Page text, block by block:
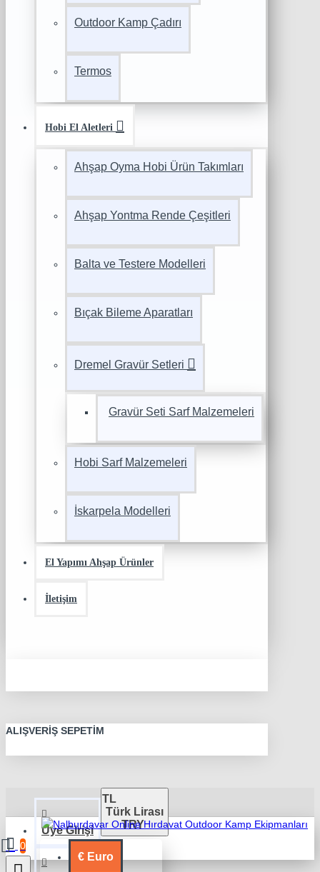
Outdoor Kamp Çadırı
Termos
Hobi El Aletleri
Ahşap Oyma Hobi Ürün Takımları
Ahşap Yontma Rende Çeşitleri
Balta ve Testere Modelleri
Bıçak Bileme Aparatları
Dremel Gravür Setleri
Gravür Seti Sarf Malzemeleri
Hobi Sarf Malzemeleri
İskarpela Modelleri
El Yapımı Ahşap Ürünler
İletişim
ALIŞVERIŞ SEPETIM
Üye Girişi
TL
Türk Lirası
TRY
€ Euro
0